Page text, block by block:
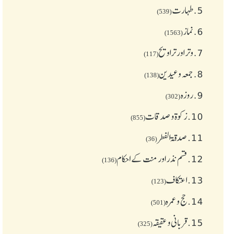
5. طهارت(539)
6. نماز(1563)
7. وتر اور تراویح(117)
8. جمعہ وعیدین(138)
9. روزہ(302)
10. زکوة و صدقات(855)
11. صدقۃ الفطر (36)
12. قسم نذر اور منت کے احکام(136)
13. اعتکاف(123)
14. حج و عمرہ(501)
15. قربانی و عقیقہ(325)